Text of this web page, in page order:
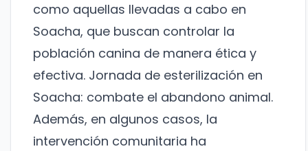
como aquellas llevadas a cabo en
Soacha, que buscan controlar la
población canina de manera ética y
efectiva. Jornada de esterilización en
Soacha: combate el abandono animal.
Además, en algunos casos, la
intervención comunitaria ha